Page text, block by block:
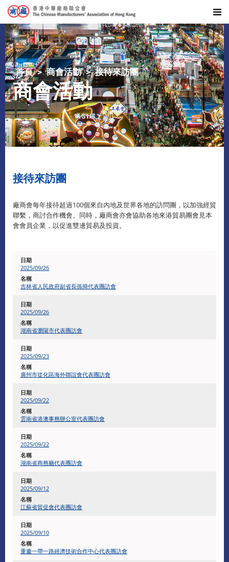
首頁 商會活動 接待來訪團
商會活動
接待來訪團
廠商會每年接待超過100個來自內地及世界各地的訪問團，以加強經貿
聯繫，商討合作機會。同時，廠商會亦會協助各地來港貿易團會見本
會會員企業，以促進雙邊貿易及投資。
2025/09/26
吉林省人民政府副省長孫簡代表團訪會
2025/09/26
湖南省瀏陽市代表團訪會
2025/09/23
廣州市從化區海外聯誼會代表團訪會
2025/09/22
雲南省港澳事務辦公室代表團訪會
2025/09/22
湖南省商務廳代表團訪會
2025/09/12
江蘇省貿促會代表團訪會
2025/09/10
重慶一帶一路經濟技術合作中心代表團訪會